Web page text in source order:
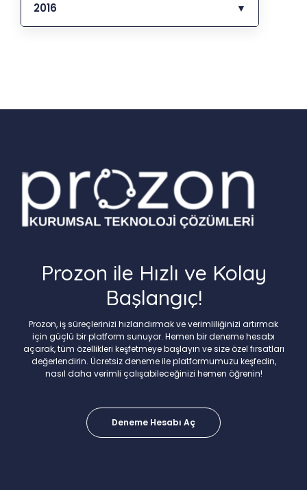
2016 ▼
Prozon ile Hızlı ve Kolay
Başlangıç!
Prozon, iş süreçlerinizi hızlandırmak ve verimliliğinizi artırmak
için güçlü bir platform sunuyor. Hemen bir deneme hesabı
açarak, tüm özellikleri keşfetmeye başlayın ve size özel fırsatları
değerlendirin. Ücretsiz deneme ile platformumuzu keşfedin,
nasıl daha verimli çalışabileceğinizi hemen öğrenin!
Deneme Hesabı Aç